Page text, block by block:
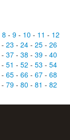
8 - 9 - 10 - 11 - 12
- 23 - 24 - 25 - 26
- 37 - 38 - 39 - 40
- 51 - 52 - 53 - 54
- 65 - 66 - 67 - 68
- 79 - 80 - 81 - 82